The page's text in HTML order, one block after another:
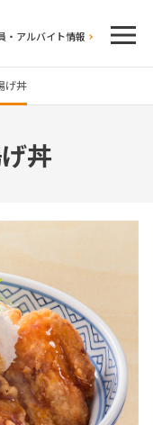
・アルバイト情報
吉野家の歴史
げ丼
丼